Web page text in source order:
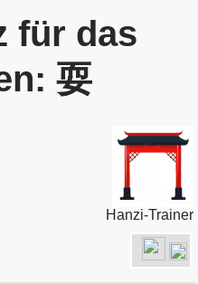
für das
耍
Hanzi-Trainer